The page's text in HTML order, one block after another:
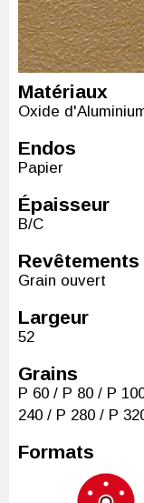
Matériaux
Oxide
Endos
Papier
Épaisseur
B/C
Revêtements
Grain ouvert
Largeur
52
Grains
P 60 / P 80 / P
240 / P 280 / P
Formats